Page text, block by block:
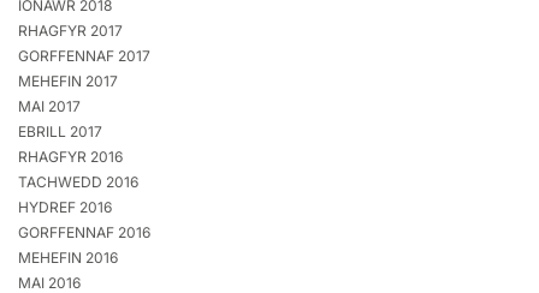
IONAWR 2018
RHAGFYR 2017
GORFFENNAF 2017
MEHEFIN 2017
MAI 2017
EBRILL 2017
RHAGFYR 2016
TACHWEDD 2016
HYDREF 2016
GORFFENNAF 2016
MEHEFIN 2016
MAI 2016